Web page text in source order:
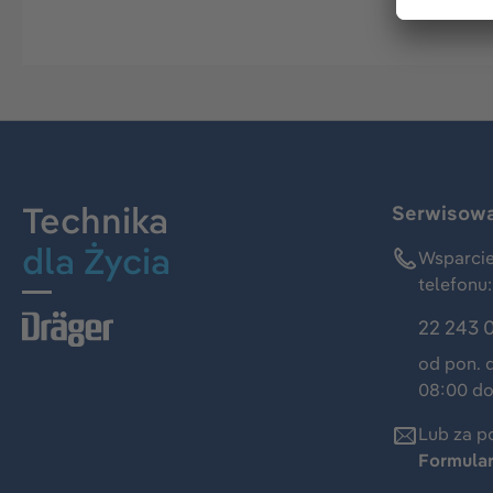
Technika
dla Życia
telefonu:
22 243
od pon.
08:00
Lub za